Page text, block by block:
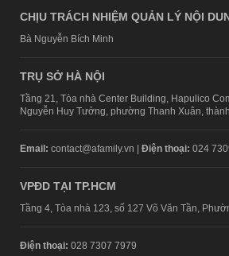
CHỊU TRÁCH NHIỆM QUẢN LÝ NỘI
Bà Nguyễn Bích Minh
TRỤ SỞ HÀ NỘI
Tầng 21, Tòa nhà Center Building, Hapulico
Nguyễn Huy Tưởng, phường Thanh Xuân,
Email: contact@afamily.vn | Điện thoại: 024
VPĐD TẠI TP.HCM
Tầng 4, Tòa nhà 123, số 127 Võ Văn Tần,
Điện thoại: 028 7307 7979